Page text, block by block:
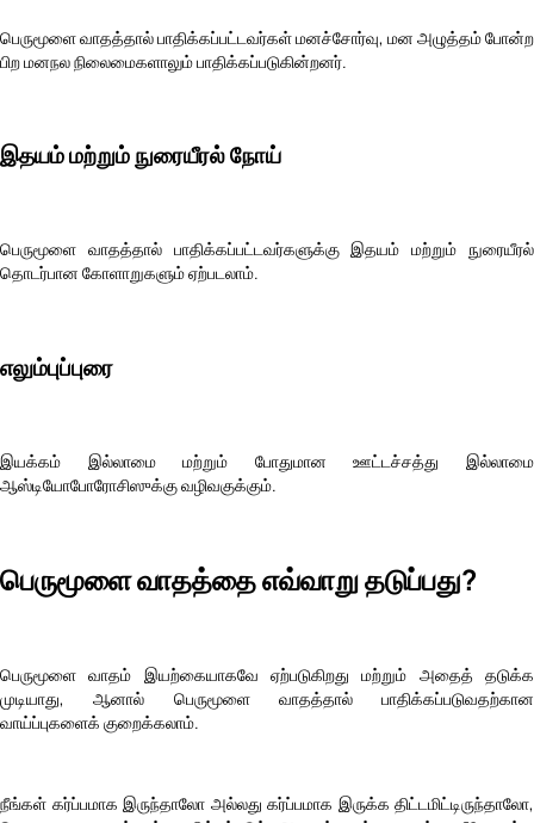
பெருமூளை வாதத்தால் பாதிக்கப்பட்டவர்கள் மனச்சோர்வு, மன அழுத்தம் போன்ற
பிற மனநல நிலைமைகளாலும் பாதிக்கப்படுகின்றனர்.
இதயம் மற்றும் நுரையீரல் நோய்
பெருமூளை வாதத்தால் பாதிக்கப்பட்டவர்களுக்கு இதயம் மற்றும் நுரையீரல்
தொடர்பான கோளாறுகளும் ஏற்படலாம்.
எலும்புப்புரை
இயக்கம் இல்லாமை மற்றும் போதுமான ஊட்டச்சத்து இல்லாமை
ஆஸ்டியோபோரோசிஸுக்கு வழிவகுக்கும்.
பெருமூளை வாதத்தை எவ்வாறு தடுப்பது?
பெருமூளை வாதம் இயற்கையாகவே ஏற்படுகிறது மற்றும் அதைத் தடுக்க
முடியாது, ஆனால் பெருமூளை வாதத்தால் பாதிக்கப்படுவதற்கான
வாய்ப்புகளைக் குறைக்கலாம்.
நீங்கள் கர்ப்பமாக இருந்தாலோ அல்லது கர்ப்பமாக இருக்க திட்டமிட்டிருந்தாலோ,